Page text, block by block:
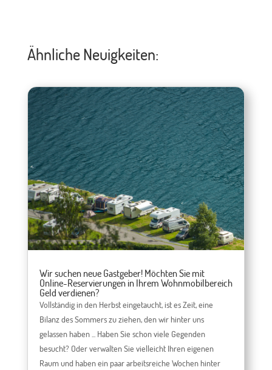
Ähnliche Neuigkeiten:
Wir suchen neue Gastgeber! Möchten Sie mit
Online-Reservierungen in Ihrem Wohnmobilbereich
Geld verdienen?
Vollständig in den Herbst eingetaucht, ist es Zeit, eine
Bilanz des Sommers zu ziehen, den wir hinter uns
gelassen haben ... Haben Sie schon viele Gegenden
besucht? Oder verwalten Sie vielleicht Ihren eigenen
Raum und haben ein paar arbeitsreiche Wochen hinter